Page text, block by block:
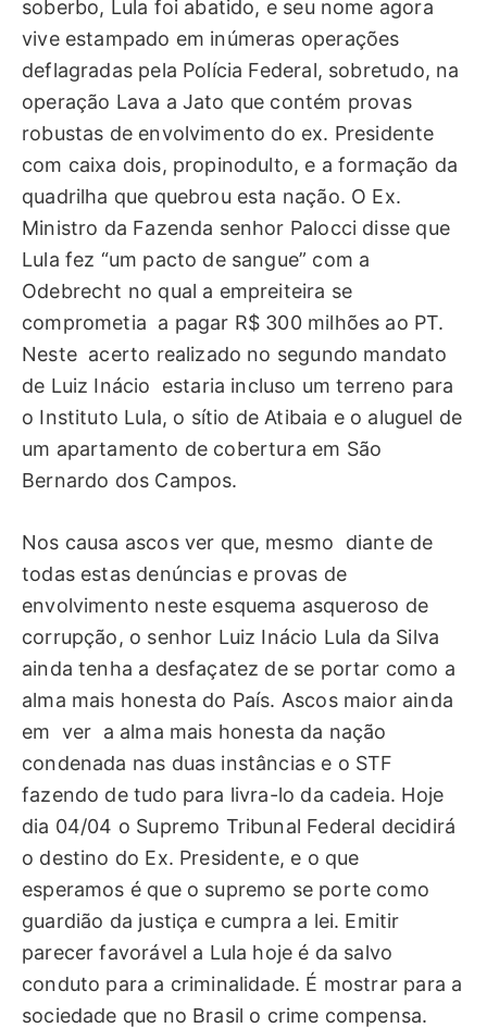
soberbo, Lula foi abatido, e seu nome agora
vive estampado em inúmeras operações
deflagradas pela Polícia Federal, sobretudo, na
operação Lava a Jato que contém provas
robustas de envolvimento do ex. Presidente
com caixa dois, propinodulto, e a formação da
quadrilha que quebrou esta nação. O Ex.
Ministro da Fazenda senhor Palocci disse que
Lula fez “um pacto de sangue” com a
Odebrecht no qual a empreiteira se
comprometia a pagar R$ 300 milhões ao PT.
Neste acerto realizado no segundo mandato
de Luiz Inácio estaria incluso um terreno para
o Instituto Lula, o sítio de Atibaia e o aluguel de
um apartamento de cobertura em São
Bernardo dos Campos.
Nos causa ascos ver que, mesmo diante de
todas estas denúncias e provas de
envolvimento neste esquema asqueroso de
corrupção, o senhor Luiz Inácio Lula da Silva
ainda tenha a desfaçatez de se portar como a
alma mais honesta do País. Ascos maior ainda
em ver a alma mais honesta da nação
condenada nas duas instâncias e o STF
fazendo de tudo para livra-lo da cadeia. Hoje
dia 04/04 o Supremo Tribunal Federal decidirá
o destino do Ex. Presidente, e o que
esperamos é que o supremo se porte como
guardião da justiça e cumpra a lei. Emitir
parecer favorável a Lula hoje é da salvo
conduto para a criminalidade. É mostrar para a
sociedade que no Brasil o crime compensa.